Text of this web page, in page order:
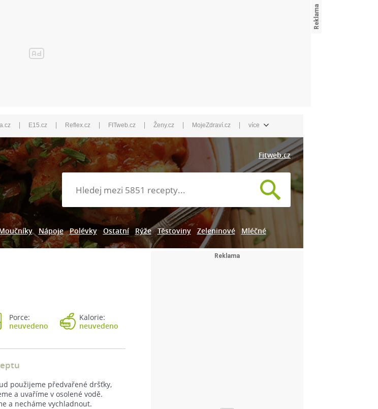
| E15.cz | Reflex.cz | FITweb.cz | Ženy.cz | MojeZdraví.cz | více
Fitweb.cz
Nápoje Polévky Ostatní Rýže Těstoviny Zeleninové Mléčné
Porce:
neuvedeno
Kalorie:
neuvedeno
použijeme předvařené dršťky,
a uvaříme v osolené vodě.
a necháme vychladnout.